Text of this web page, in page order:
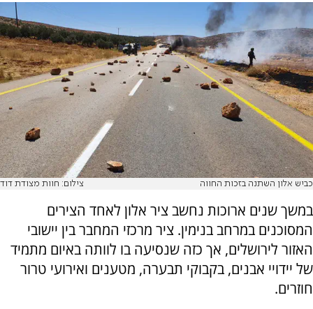
כביש אלון השתנה בזכות החווה צילום: חוות מצודת דוד
במשך שנים ארוכות נחשב ציר אלון לאחד הצירים
המסוכנים במרחב בנימין. ציר מרכזי המחבר בין יישובי
האזור לירושלים, אך כזה שנסיעה בו לוותה באיום מתמיד
של יידויי אבנים, בקבוקי תבערה, מטענים ואירועי טרור
חוזרים.